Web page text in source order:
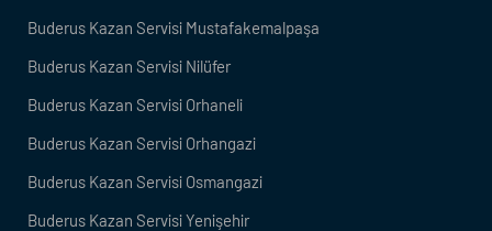
Buderus Kazan Servisi Mustafakemalpaşa
Buderus Kazan Servisi Nilüfer
Buderus Kazan Servisi Orhaneli
Buderus Kazan Servisi Orhangazi
Buderus Kazan Servisi Osmangazi
Buderus Kazan Servisi Yenişehir